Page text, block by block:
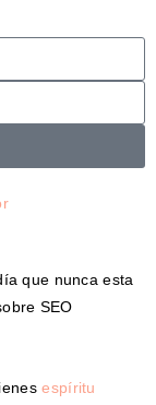
que nunca esta
SEO
espíritu